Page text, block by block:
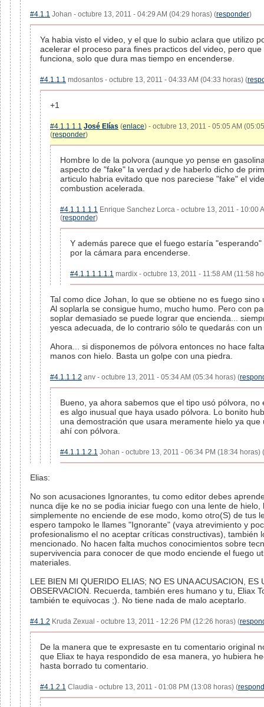
#4.1.1 Johan - octubre 13, 2011 - 04:29 AM (04:29 horas) (responder)
Ya habia visto el video, y el que lo subio aclara que utilizo
acelerar el proceso para fines practicos del video, pero
funciona, solo que dura mas tiempo en encenderse.
#4.1.1.1 mdosantos - octubre 13, 2011 - 04:33 AM (04:33 horas) (
+1
#4.1.1.1.1 José Elías (enlace) - octubre 13, 2011 - 05:05 AM
(responder)
Hombre lo de la polvora (aunque yo pense en
aspecto de "fake" la verdad y de haberlo dicho de
articulo habria evitado que nos pareciese "fake" el
combustion acelerada.
#4.1.1.1.1.1 Enrique Sanchez Lorca - octubre 13, 2011 - 10:00
(responder)
Y además parece que el fuego estaría
por la cámara para encenderse.
#4.1.1.1.1.1.1 mardix - octubre 13, 2011 - 11:58 AM (11:58
Tal como dice Johan, lo que se obtiene no es fuego sino
Al soplarla se consigue humo, mucho humo. Pero con
soplar demasiado se puede lograr que encienda...
yesca adecuada, de lo contrario sólo te quedarás con
Ahora... si disponemos de pólvora entonces no hace
manos con hielo. Basta un golpe con una piedra.
#4.1.1.1.2 anv - octubre 13, 2011 - 05:34 AM (05:34 horas) (
Bueno, ya ahora sabemos que el tipo usó pólvora, no
es algo inusual que haya usado pólvora. Lo bonito
una demostración que usara meramente hielo ya que
ahí con pólvora.
#4.1.1.1.2.1 Johan - octubre 13, 2011 - 06:34 PM (18:34 horas) (
Elias:
No son acusaciones Ignorantes, tu como editor debes
nunca dije ke no se podia iniciar fuego con una lente de hielo,
simplemente no enciende de ese modo, komo otro(S) de tus
espero tampoko le llames "Ignorante" (vaya atrevimiento y
profesionalismo el no aceptar críticas constructivas), también
mencionado. No hacen falta muchos conocimientos sobre
supervivencia para conocer de que modo enciende el fuego
materiales.
LEE BIEN MI QUERIDO ELIAS; NO ES UNA ACUSACION, ES
OBSERVACION. Recuerda, también eres humano y tu, Eliax
también te equivocas ;). No tiene nada de malo aceptarlo.
#4.1.2 Kruda Zexual - octubre 13, 2011 - 12:26 PM (12:26 horas) (
De la manera que te expresaste en tu comentario original
que Eliax te haya respondido de esa manera, yo hubiera
hasta borrado tu comentario.
#4.1.2.1 Claudia - octubre 13, 2011 - 01:08 PM (13:08 horas) (